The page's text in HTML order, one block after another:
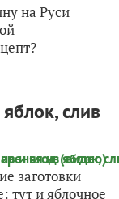
на Руси
слив
заготовки
тут и яблочное